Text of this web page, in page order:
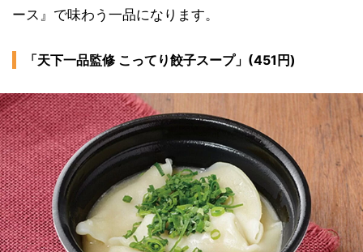
ース』で味わう一品になります。
「天下一品監修 こってり餃子スープ」(451円)